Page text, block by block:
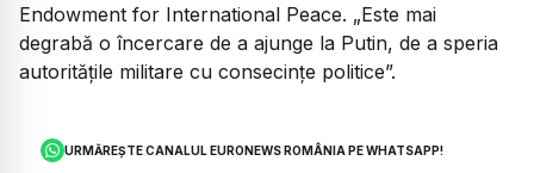
Endowment for International Peace. „Este mai
degrabă o încercare de a ajunge la Putin, de a speria
autoritățile militare cu consecințe politice”.
URMĂREȘTE CANALUL EURONEWS ROMÂNIA PE WHATSAPP!